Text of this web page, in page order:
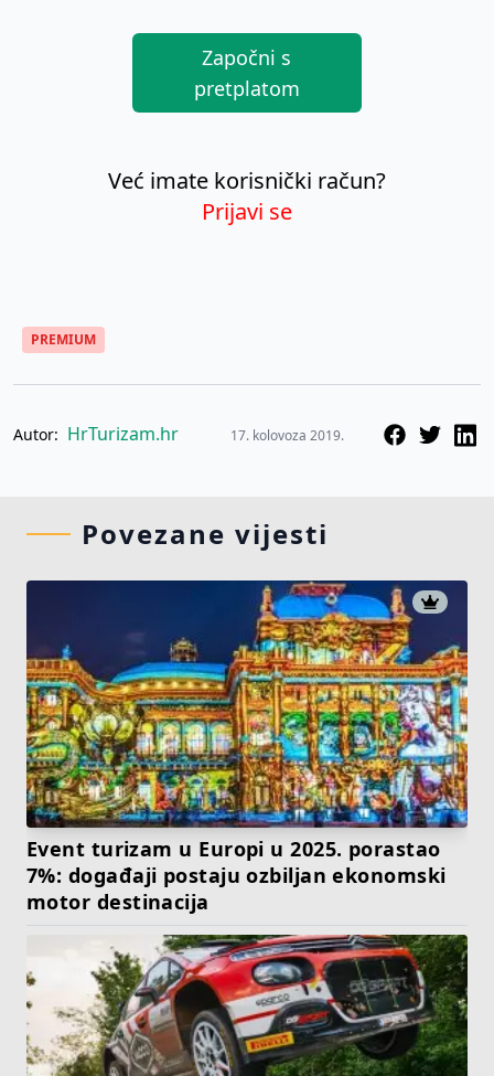
Započni s
pretplatom
Već imate korisnički račun?
Prijavi se
PREMIUM
Autor: HrTurizam.hr 17. kolovoza 2019.
Povezane vijesti
Event turizam u Europi u 2025. porastao
7%: događaji postaju ozbiljan ekonomski
motor destinacija